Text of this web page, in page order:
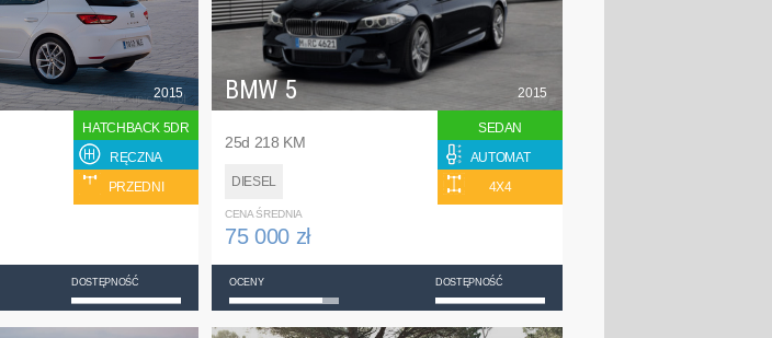
2015
HATCHBACK 5DR
RĘCZNA
PRZEDNI
DOSTĘPNOŚĆ
BMW 5
25d 218 KM
DIESEL
2015
SEDAN
AUTOMAT
4X4
CENA ŚREDNIA
75 000 zł
OCENY DOSTĘPNOŚĆ